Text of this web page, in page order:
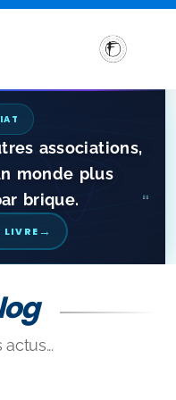
associations,
LIVRE→
: Quand
troubles DYS